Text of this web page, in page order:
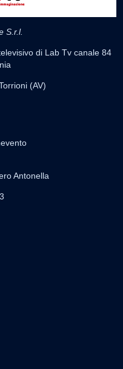
S.r.l.
di Lab Tv canale 84
(AV)
Antonella